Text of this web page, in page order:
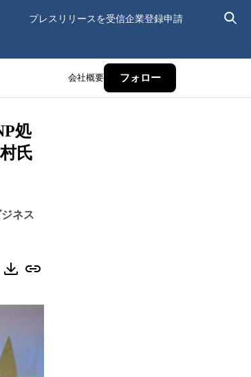
プレスリリースを受信企業登録申請
会社概要 フォロー
処
氏
ネス